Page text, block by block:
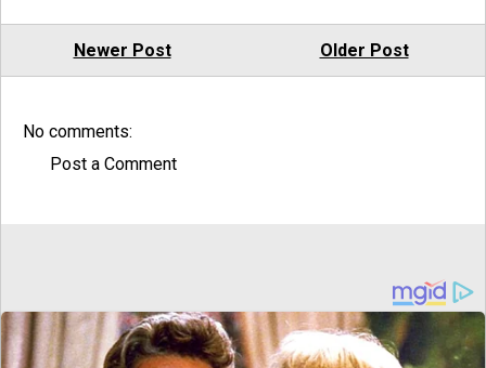
Newer Post Older Post
No comments:
Post a Comment